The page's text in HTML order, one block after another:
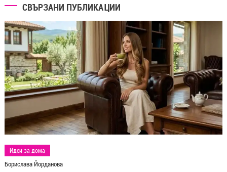
СВЪРЗАНИ ПУБЛИКАЦИИ
Идеи за дома
Борислава Йорданова